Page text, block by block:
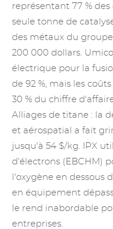
représentant 77 %
seule tonne de
des métaux du
200 000 dollars.
électrique pour la
de 92 %, mais les
30 % du chiffre
Alliages de titane : la
et aérospatial a fait
jusqu'à 54 $/kg. IPX
d'électrons (EBCHM)
l'oxygène en dessous
en équipement
le rend inabordable
entreprises.